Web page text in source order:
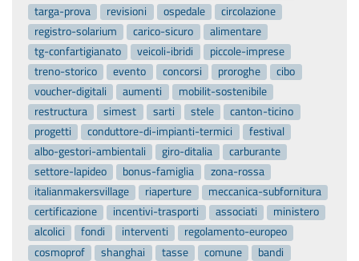
targa-prova
revisioni ospedale
circolazione
registro-solarium
carico-sicuro
alimentare
tg-confartigianato
veicoli-ibridi
piccole-imprese
treno-storico
evento concorsi proroghe
cibo
voucher-digitali
aumenti
mobilit-sostenibile
restructura
simest sarti stele
canton-ticino
progetti
conduttore-di-impianti-termici
festival
albo-gestori-ambientali
giro-ditalia
carburante
settore-lapideo
bonus-famiglia
zona-rossa
italianmakersvillage
riaperture
meccanica-subfornitura
certificazione
incentivi-trasporti associati
ministero
alcolici
fondi interventi
regolamento-europeo
cosmoprof
shanghai tasse comune
bandi